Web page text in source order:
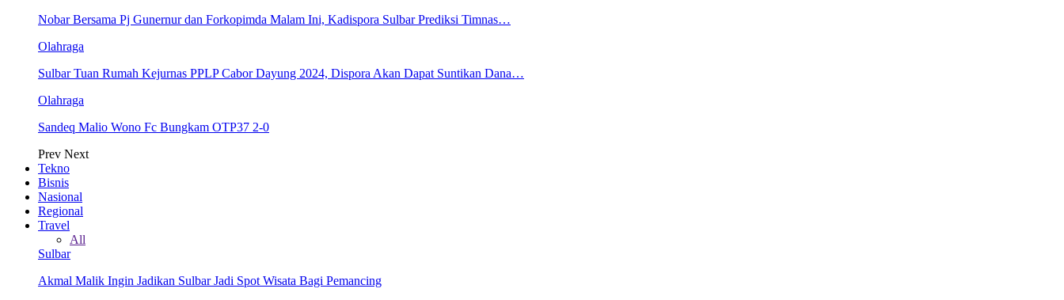
Nobar Bersama Pj Gunernur dan Forkopimda Malam Ini, Kadispora Sulbar Prediksi Timnas…
Olahraga
Sulbar Tuan Rumah Kejurnas PPLP Cabor Dayung 2024, Dispora Akan Dapat Suntikan Dana…
Olahraga
Sandeq Malio Wono Fc Bungkam OTP37 2-0
Prev Next
Tekno
Bisnis
Nasional
Regional
Travel
All
Sulbar
Akmal Malik Ingin Jadikan Sulbar Jadi Spot Wisata Bagi Pemancing